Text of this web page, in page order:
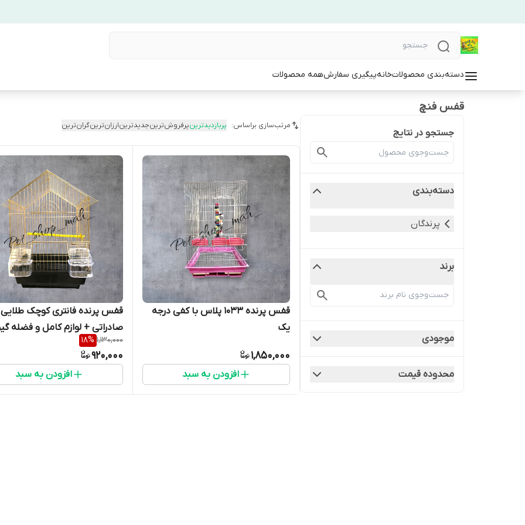
دسته‌بندی محصولاتخانهپیگیری سفارشهمه محصولات
قفس فنچ
جستجو در نتایج
دسته‌بندی
پرندگان
برند
موجودی
محدوده قیمت
مرتب‌سازی براساس: پربازدیدترینپرفروش‌ترینجدیدترینارزان‌ترینگران‌ترین
قفس پرنده 1033 پلاس با کفی درجه
یک
1,850,000
افزودن به سبد
قفس پرنده فانتری کوچک
صادراتی + لوازم کامل و فضله
1,130,000
18%
920,000
افزودن به سبد